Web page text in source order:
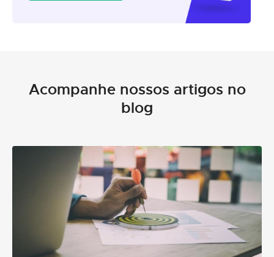
Acompanhe nossos artigos no
blog